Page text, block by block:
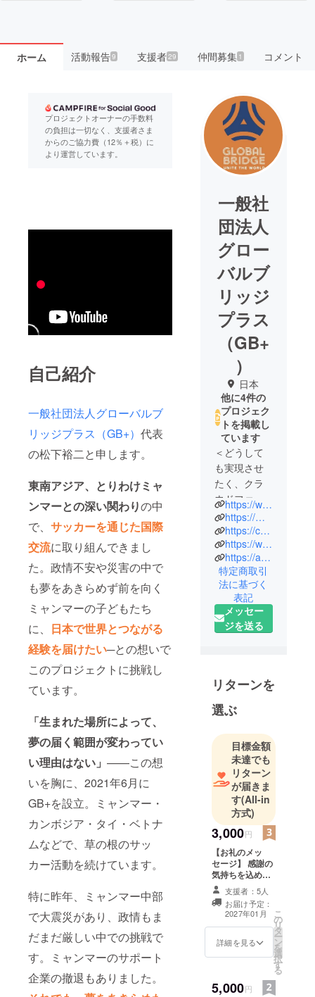
ホーム 活動報告9 支援者29 仲間募集 1 コメント
プロジェクトオーナーの手数料
の負担は一切なく、支援者さま
からのご協力費（12％＋税）に
より運営しています。
自己紹介
一般社団法人グローバルブ
リッジプラス（GB+） 代表
の松下裕二と申します。
東南アジア、とりわけミャ
ンマーとの深い関わりの中
で、 サッカーを通じた国際
交流に取り組んできまし
た。政情不安や災害の中で
も夢をあきらめず前を向く
ミャンマーの子どもたち
に、 日本で世界とつながる
経験を届けたい─との想いで
このプロジェクトに挑戦し
ています。
「生まれた場所によって、
夢の届く範囲が変わってい
い理由はない」 ——この想
いを胸に、2021年6月に
GB+を設立。ミャンマー・
カンボジア・タイ・ベトナ
ムなどで、草の根のサッ
カー活動を続けています。
特に昨年、ミャンマー中部
で大震災があり、政情もま
だまだ厳しい中での挑戦で
す。ミャンマーのサポート
企業の撤退もありました。
一般社
団法人
グロー
バルブ
リッジ
プラス
（GB+
）
日本
他に4件の
プロジェク
トを掲載し
ています
＜どうして
も実現させ
たく、クラ
ウドファン
ディングに
挑戦＞
2011~2018
年の間、
ミャンマー
におけるク
レジット
カード導
入、当地で
カード発行
従事。当時
所属してい
た企業の活
動で、ミャ
ンマー初の
世界遺産の
街、ピィー
の僧院学校
への新校舎
建設や図書
の寄付、
ミャンマー
ナショナル
リーグと提
携した育成
年代への
及活動、日
本・ミャン
https://www.atpress.ne.jp/news/555273
https://myanmarjapon.com/wp-content/uploads/2018/07/1609.pdf
https://corp.netprotections.com/library/13938/
https://www.soccer-king.jp/news/world/world_other/20160803/475460.html
https://amzn.asia/d/8LPICNA
特定商取引
法に基づく
表記
メッセー
ジを送る
リターンを
選ぶ
目標金額
未達でも
リターン
が届きま
す(All-in
方式)
3,000円
【お礼のメッ
セージ】 感謝の
気持ちを込め
て、お礼のメッ
セージをお送り
します。 【活動
記録フォト2枚】
選考会・来日・
大会の現場から
厳選した写真2枚
付金受領証明書
支援者：5人
お届け予定：
2027年01月
詳細を見る
こ
の
リ
タ
ー
ン
を
選
択
す
る
5,000円